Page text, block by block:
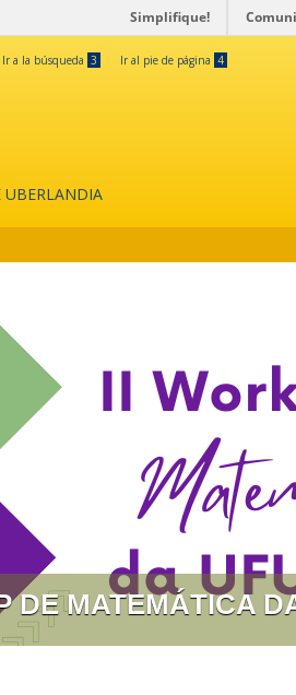
Simplifique!
Ir a la búsqueda 3 Ir al pie de página 4
UBERLANDIA
DE MATEMÁTICA